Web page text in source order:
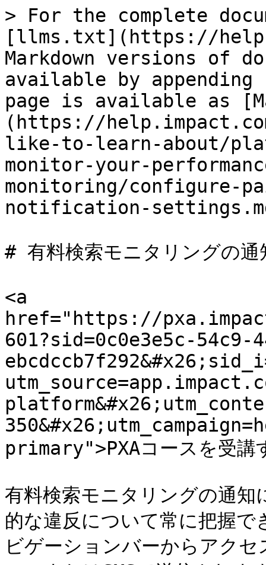
> For the complete
[llms.txt](https://
Markdown versions of
available by
page is available as
(https://
like-to-learn-about/
monitor-your-
monitoring/configure-
notification-
# 有料検索モニタリングの通
<a
href="https://
601?sid=0c0e3e5c-54c9-
primary">PXAコースを受講
有料検索モニタリングの通知
的な違反について常に把握
ビゲーションバーからアク